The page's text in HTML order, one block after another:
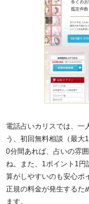
電話占いカリスでは、一
う、初回無料相談（最大
0分間あれば、占いの雰
ね。また、1ポイント1円
算がしやすいのも安心ポ
正規の料金が発生するた
ます。